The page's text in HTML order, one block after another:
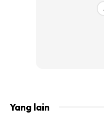
Yang lain